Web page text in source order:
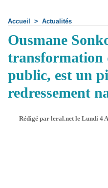
Accueil > Actualités
Ousmane
transformation
public, est un
redressement
Rédigé par leral.net le Lundi 4